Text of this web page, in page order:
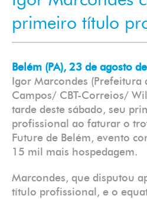
primeiro título
Belém (PA), 23 de agosto
Igor Marcondes (Prefeitura
Campos/ CBT-Correios/
tarde deste sábado, seu
profissional ao faturar o
Future de Belém, evento
15 mil mais hospedagem.
Marcondes, que disputou
título profissional, e o